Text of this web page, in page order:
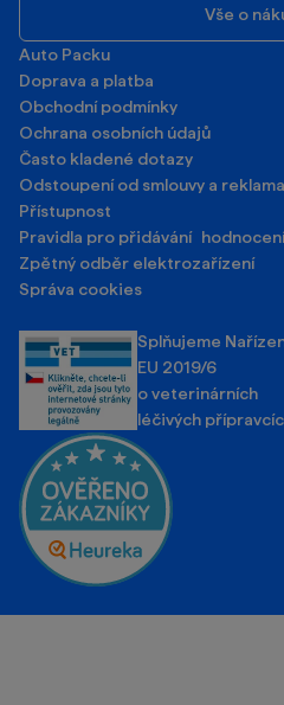
Vše o
Auto Packu
Doprava a platba
Obchodní podmínky
Ochrana osobních údajů
Často kladené dotazy
Odstoupení od smlouvy a
Přístupnost
Pravidla pro přidávání hodnocení
Zpětný odběr elektrozařízení
Správa cookies
Splňujeme
EU 2019/6
o veterinárních
léčivých